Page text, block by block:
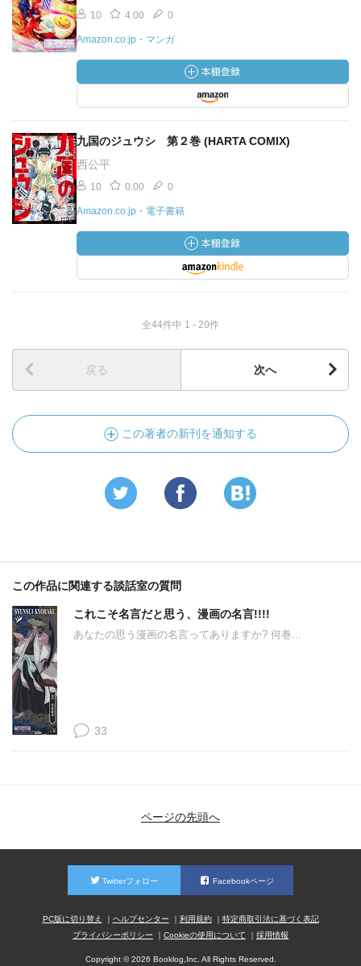
10 4.00 0
Amazon.co.jp・マンガ
九国のジュウシ 第２巻 (HARTA COMIX)
西公平
10 0.00 0
Amazon.co.jp・電子書籍
全44件中 1 - 20件
戻る 次へ
この著者の新刊を通知する
この作品に関連する談話室の質問
これこそ名言だと思う、漫画の名言!!!!
あなたの思う漫画の名言ってありますか? 何巻...
33
ページの先頭へ
Twitterフォロー Facebookページ
PC版に切り替え ヘルプセンター 利用規約
特定商取引法に基づく表記
プライバシーポリシー
Cookieの使用について 採用情報
Copyright © 2026 Booklog,Inc. All Rights Reserved.